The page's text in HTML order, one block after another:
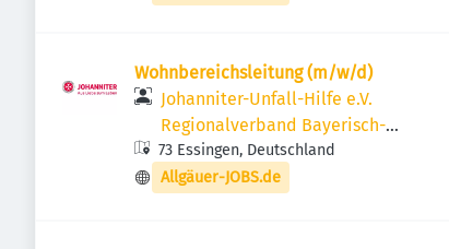
Wohnbereichsleitung (m/w/d)
Johanniter-Unfall-Hilfe e.V.
Regionalverband Bayerisch-
Schwaben
73 Essingen, Deutschland
Allgäuer-JOBS.de